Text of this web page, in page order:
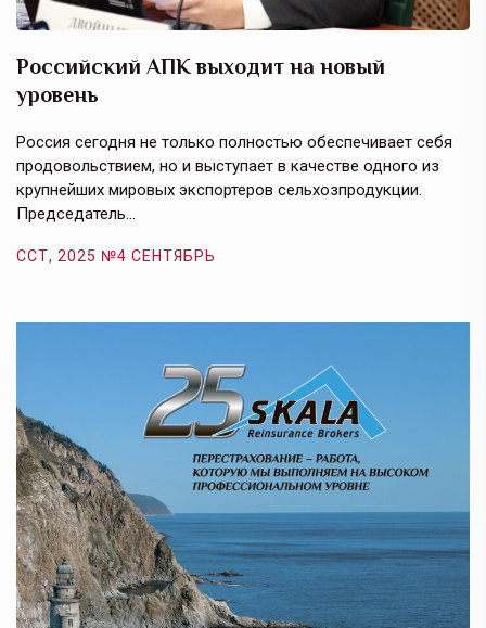
Российский АПК выходит на новый
уровень
Россия сегодня не только полностью обеспечивает себя
продовольствием, но и выступает в качестве одного из
крупнейших мировых экспортеров сельхозпродукции.
Председатель…
ССТ, 2025 №4 СЕНТЯБРЬ